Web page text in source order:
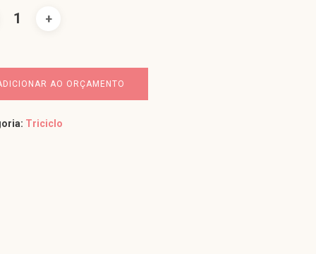
AO ORÇAMENTO
Triciclo